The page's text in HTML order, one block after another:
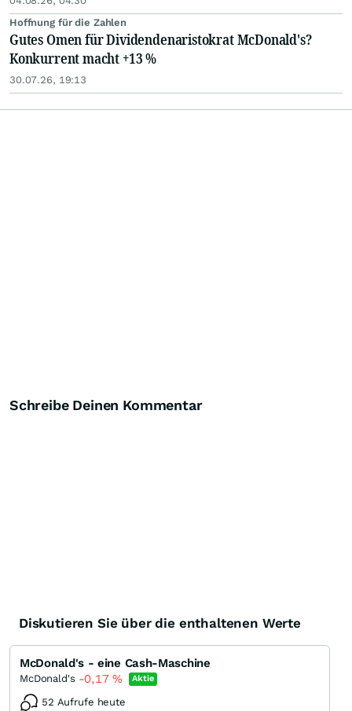
Hoffnung für die Zahlen
Gutes Omen für Dividendenaristokrat McDonald's?
Konkurrent macht +13 %
30.07.26, 19:13
Schreibe Deinen Kommentar
Diskutieren Sie über die enthaltenen Werte
McDonald's - eine Cash-Maschine
McDonald's -0,17 % Aktie
52 Aufrufe heute